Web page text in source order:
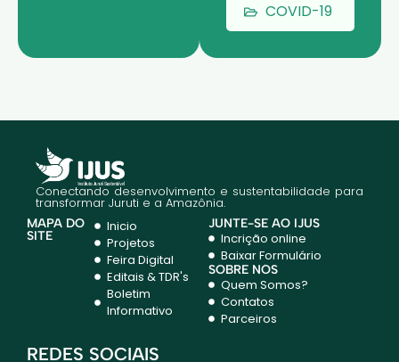
ades
COVID-19
Conectando desenvolvimento e sustentabilidade para
transformar Juruti e a Amazônia.
MAPA DO
SITE
Inicio
Projetos
Feira Digital
Editais & TDR's
Boletim
Informativo
JUNTE-SE AO IJUS
Incrição online
Baixar Formulário
SOBRE NÓS
Quem Somos?
Contatos
Parceiros
REDES SOCIAIS